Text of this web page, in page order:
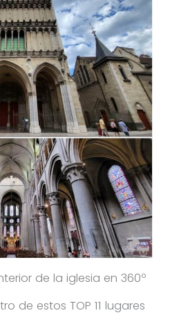
de la iglesia en 360º
de estos TOP 11 lugares